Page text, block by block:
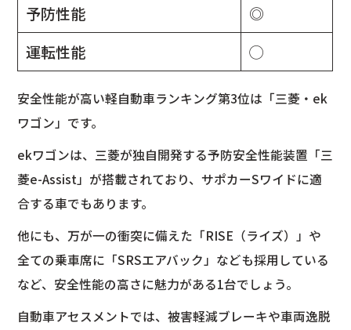
予防性能
◎
運転性能
◯
安全性能が高い軽自動車ランキング第3位は「三菱・ek
ワゴン」です。
ekワゴンは、三菱が独自開発する予防安全性能装置「三
菱e-Assist」が搭載されており、サポカーSワイドに適
合する車でもあります。
他にも、万が一の衝突に備えた「RISE（ライズ）」や
全ての乗車席に「SRSエアバック」なども採用している
など、安全性能の高さに魅力がある1台でしょう。
自動車アセスメントでは、被害軽減ブレーキや車両逸脱